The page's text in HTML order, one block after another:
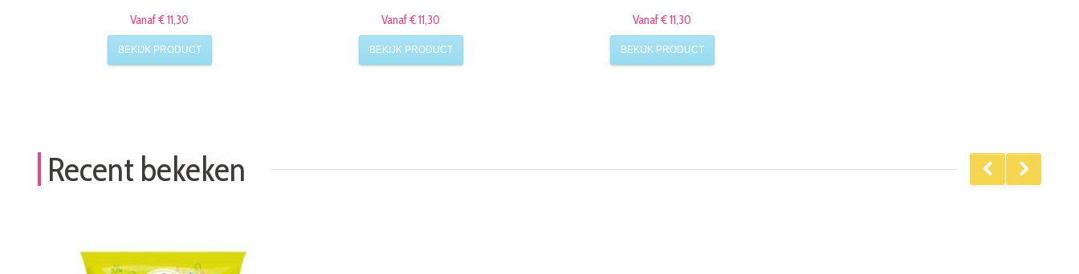
Vanaf € 11,30
BEKIJK PRODUCT
Vanaf € 11,30
BEKIJK PRODUCT
Vanaf € 11,30
BEKIJK PRODUCT
Recent bekeken